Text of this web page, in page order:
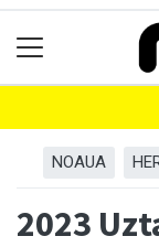
NOAUA
2023